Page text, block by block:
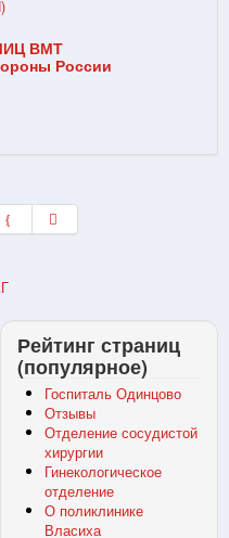
ВМТ
России
Рейтинг страниц
(популярное)
Госпиталь Одинцово
Отзывы
Отделение сосудистой
хирургии
Гинекологическое
отделение
О поликлинике
Власиха